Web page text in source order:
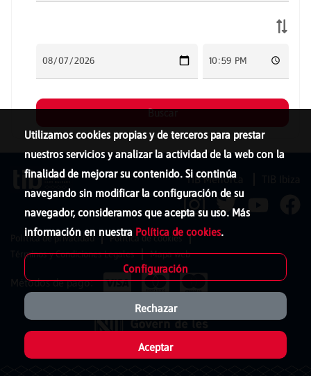
Utilizamos cookies propias y de terceros para prestar
nuestros servicios y analizar la actividad de la web con la
finalidad de mejorar su contenido. Si continúa
navegando sin modificar la configuración de su
navegador, consideramos que acepta su uso. Más
información en nuestra Política de cookies.
Configuración
Rechazar
Aceptar
TIB Menorca
Política de privacidad
Política de cookies
Términos y Condiciones Legales
Mapa web
Métodos de pago: